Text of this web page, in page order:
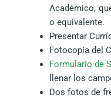
Académico,
o equivalente.
Presentar
Fotocopia del
Formulario de
llenar los
Dos fotos de